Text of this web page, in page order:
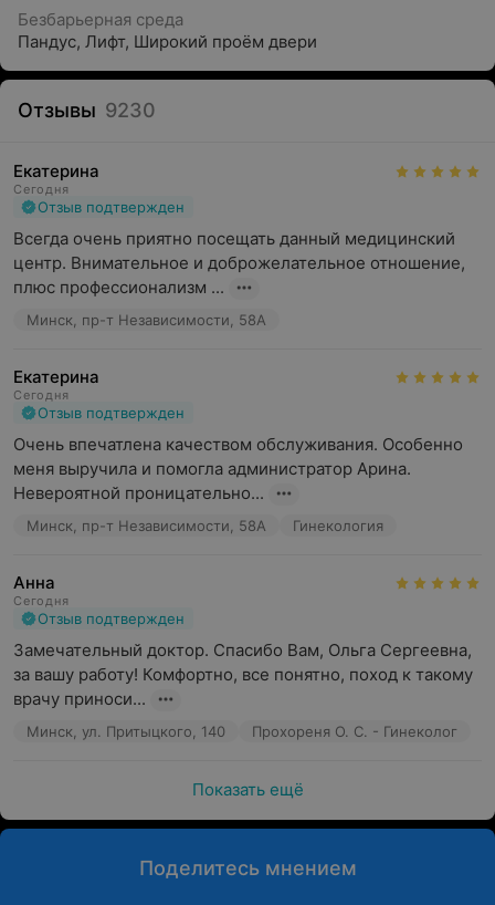
Безбарьерная среда
Пандус, Лифт, Широкий проём двери
Отзывы 9230
Екатерина
Сегодня
Отзыв подтвержден
Всегда очень приятно посещать данный медицинский
центр. Внимательное и доброжелательное отношение,
плюс профессионализм ...
Минск, пр-т Независимости, 58А
Екатерина
Сегодня
Отзыв подтвержден
Очень впечатлена качеством обслуживания. Особенно
меня выручила и помогла администратор Арина.
Невероятной проницательно...
Минск, пр-т Независимости, 58А Гинекология
Анна
Сегодня
Отзыв подтвержден
Замечательный доктор. Спасибо Вам, Ольга Сергеевна,
за вашу работу! Комфортно, все понятно, поход к такому
врачу приноси...
Минск, ул. Притыцкого, 140 Прохореня О. С. - Гинеколог
Показать ещё
Поделитесь мнением